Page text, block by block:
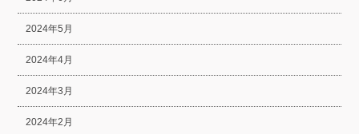
2024年5月
2024年4月
2024年3月
2024年2月